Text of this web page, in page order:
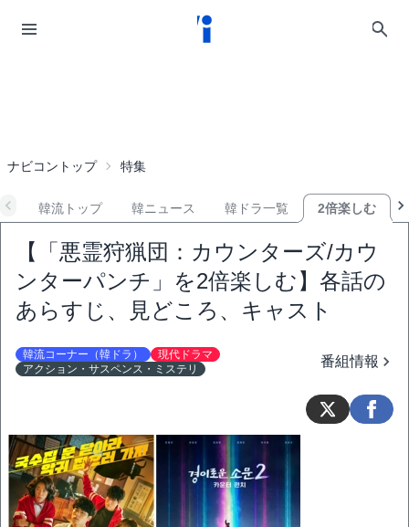
ナビコントップ 特集
韓流トップ 韓ニュース 韓ドラ一覧 2倍楽しむ
【「悪霊狩猟団：カウンターズ/カウ
ンターパンチ」を2倍楽しむ】各話の
あらすじ、見どころ、キャスト
韓流コーナー（韓ドラ）
現代ドラマ
アクション・サスペンス・ミステリ
番組情報